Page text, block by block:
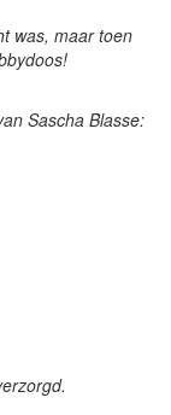
was, maar toen
Sascha Blasse: